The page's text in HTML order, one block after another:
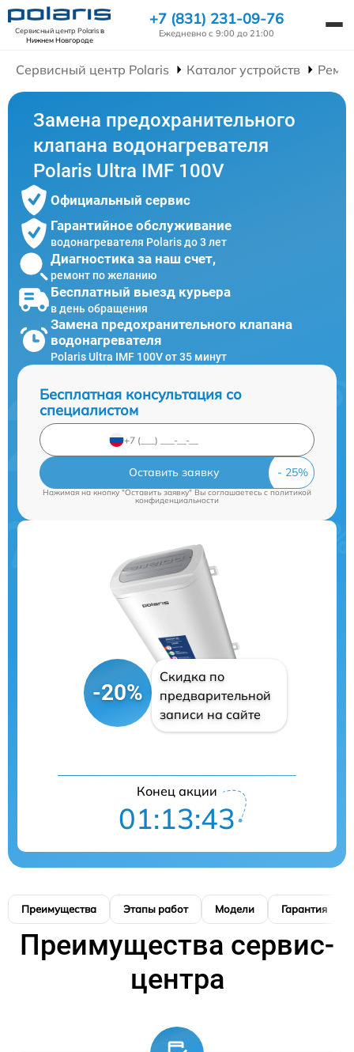
Сервисный центр Polarisв
Нижнем Новгороде
+7 (831) 231-09-76
Ежедневно с 9:00 до 21:00
Сервисный центр Polaris Каталог устройств
Замена предохранительного
клапана водонагревателя
Polaris Ultra IMF 100V
Официальный сервис
Гарантийное обслуживание
водонагревателя Polaris до 3 лет
Диагностика за наш счет,
ремонт по желанию
Бесплатный выезд курьера
в день обращения
Замена предохранительного клапана
водонагревателя
Polaris Ultra IMF 100V от 35 минут
Бесплатная консультация со
специалистом
Оставить заявку
Нажимая на кнопку "Оставить заявку" Вы соглашаетесь cполитикой
конфиденциальности
-20%
Скидка по
предварительной
записи на сайте
Конец акции
01:13:42
Преимущества Этапы работ Модели Гарантия
Преимущества сервис-
центра